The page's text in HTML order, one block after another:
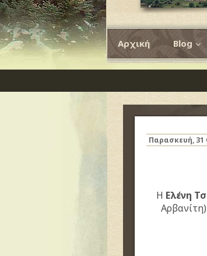
Αρχική Blog
Παρασκευή, 31
Η Ελένη